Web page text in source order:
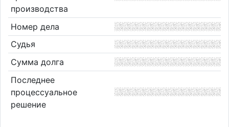
производства
Номер дела
Судья
Сумма долга
Последнее
процессуальное
решение